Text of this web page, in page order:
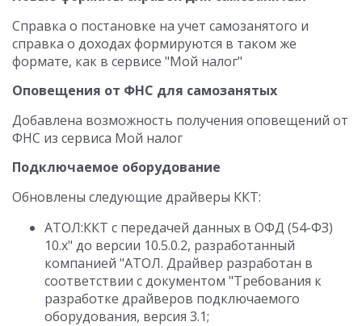
Справка о постановке на учет самозанятого и
справка о доходах формируются в таком же
формате, как в сервисе "Мой налог"
Оповещения от ФНС для самозанятых
Добавлена возможность получения оповещений от
ФНС из сервиса Мой налог
Подключаемое оборудование
Обновлены следующие драйверы ККТ:
АТОЛ:ККТ с передачей данных в ОФД (54-ФЗ)
10.x" до версии 10.5.0.2, разработанный
компанией "АТОЛ. Драйвер разработан в
соответствии с документом "Требования к
разработке драйверов подключаемого
оборудования, версия 3.1;